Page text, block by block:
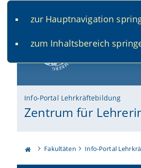
zur Hauptnavigation
zum Inhaltsbereich
Info-Portal Lehrkräftebildung
Zentrum für
Fakultäten Info-Portal